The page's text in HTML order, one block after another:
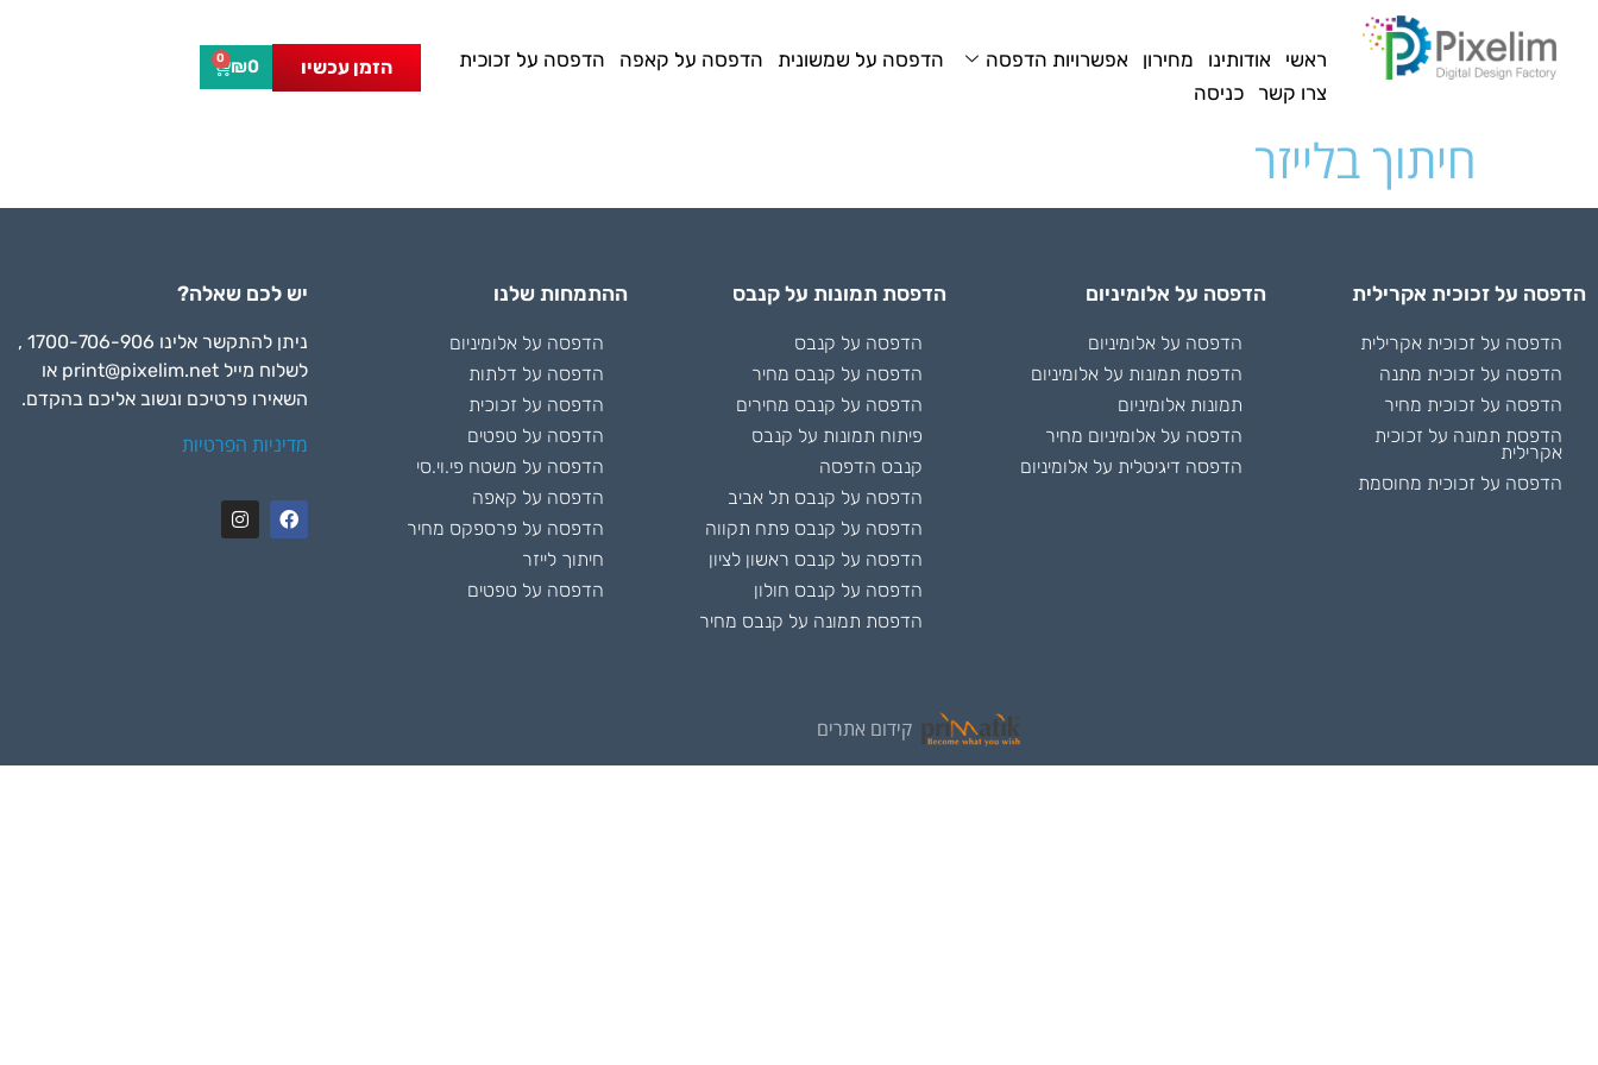
ראשי אודותינו מחירון אפשרויות הדפסה הדפסה על שמשונית הדפסה על קאפה
הדפסה על זכוכית
צרו קשר
כניסה
הזמן עכשיו ₪0
0
חיתוך בלייזר
הדפסה על זכוכית אקרילית
הדפסה על זכוכית אקרילית
הדפסה על זכוכית מתנה
הדפסה על זכוכית מחיר
הדפסת תמונה על זכוכית
אקרילית
הדפסה על זכוכית מחוסמת
הדפסה על אלומיניום
הדפסה על אלומיניום
הדפסת תמונות על אלומיניום
תמונות אלומיניום
הדפסה על אלומיניום מחיר
הדפסה דיגיטלית על אלומיניום
הדפסת תמונות על קנבס
הדפסה על קנבס
הדפסה על קנבס מחיר
הדפסה על קנבס מחירים
פיתוח תמונות על קנבס
קנבס הדפסה
הדפסה על קנבס תל אביב
הדפסה על קנבס פתח תקווה
הדפסה על קנבס ראשון לציון
הדפסה על קנבס חולון
הדפסת תמונה על קנבס מחיר
ההתמחות שלנו
הדפסה על אלומיניום
הדפסה על דלתות
הדפסה על זכוכית
הדפסה על טפטים
הדפסה על משטח פי.וי.סי
הדפסה על קאפה
הדפסה על פרספקס מחיר
חיתוך לייזר
הדפסה על טפטים
יש לכם שאלה?
ניתן להתקשר אלינו 1700-706-906 ,
לשלוח מיילprint@pixelim.net או
השאירו פרטיכם ונשוב אליכם בהקדם.
מדיניות הפרטיות
קידום אתרים